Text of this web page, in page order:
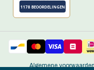
Algemene